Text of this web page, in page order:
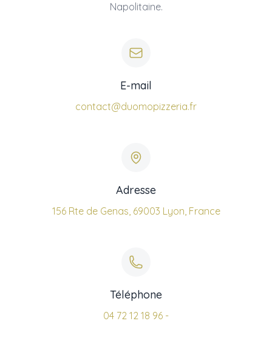
Napolitaine.
E-mail
contact@duomopizzeria.fr
Adresse
156 Rte de Genas, 69003 Lyon, France
Téléphone
04 72 12 18 96 -